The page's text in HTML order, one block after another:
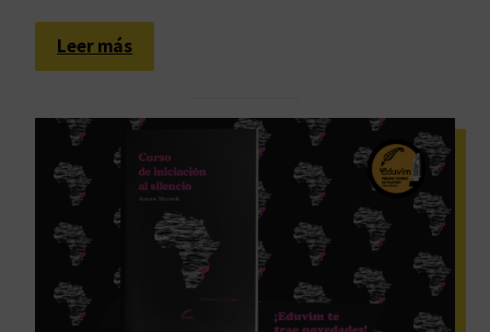
)
y
s
c
Leer más:
U
r
e
c